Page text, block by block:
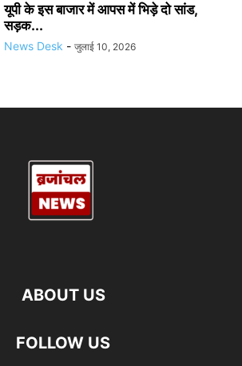
यूपी के इस बाजार में आपस में भिड़े दो सांड,
सड़क...
News Desk - जुलाई 10, 2026
ABOUT US
FOLLOW US